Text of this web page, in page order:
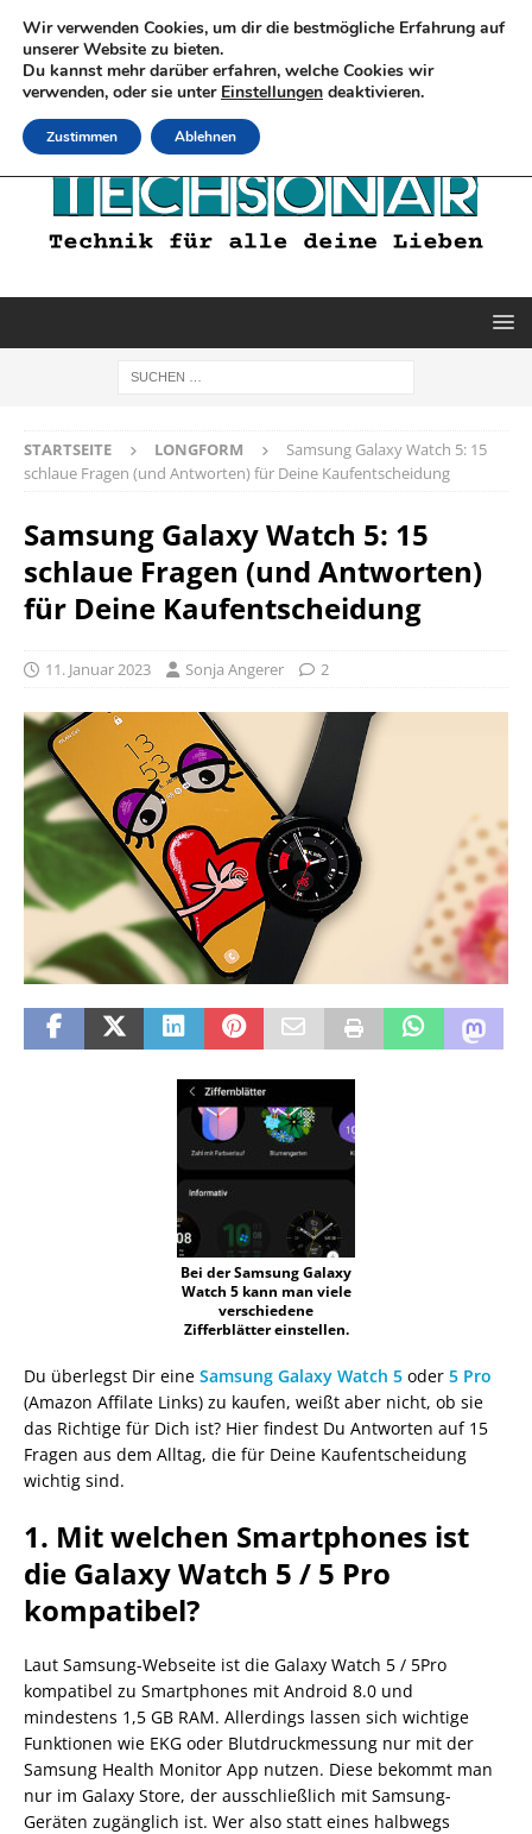
STARTSEITE LONGFORM
Samsung Galaxy Watch 5: 15
schlaue Fragen (und Antworten) für Deine Kaufentscheidung
Samsung Galaxy Watch 5: 15
schlaue Fragen (und Antworten)
für Deine Kaufentscheidung
11. Januar 2023 Sonja Angerer 2
Bei der Samsung Galaxy
Watch 5 kann man viele
verschiedene
Zifferblätter einstellen.
Du überlegst Dir eine Samsung Galaxy Watch 5 oder 5 Pro
(Amazon Affilate Links) zu kaufen, weißt aber nicht, ob sie
das Richtige für Dich ist? Hier findest Du Antworten auf 15
Fragen aus dem Alltag, die für Deine Kaufentscheidung
wichtig sind.
1. Mit welchen Smartphones ist
die Galaxy Watch 5 / 5 Pro
kompatibel?
Laut Samsung-Webseite ist die Galaxy Watch 5 / 5Pro
kompatibel zu Smartphones mit Android 8.0 und
mindestens 1,5 GB RAM. Allerdings lassen sich wichtige
Funktionen wie EKG oder Blutdruckmessung nur mit der
Samsung Health Monitor App nutzen. Diese bekommt man
nur im Galaxy Store, der ausschließlich mit Samsung-
Geräten zugänglich ist. Wer also statt eines halbwegs
Wir verwenden Cookies, um dir die bestmögliche Erfahrung auf
unserer Website zu bieten.
Du kannst mehr darüber erfahren, welche Cookies wir
verwenden, oder sie unter Einstellungen deaktivieren.
Zustimmen Ablehnen